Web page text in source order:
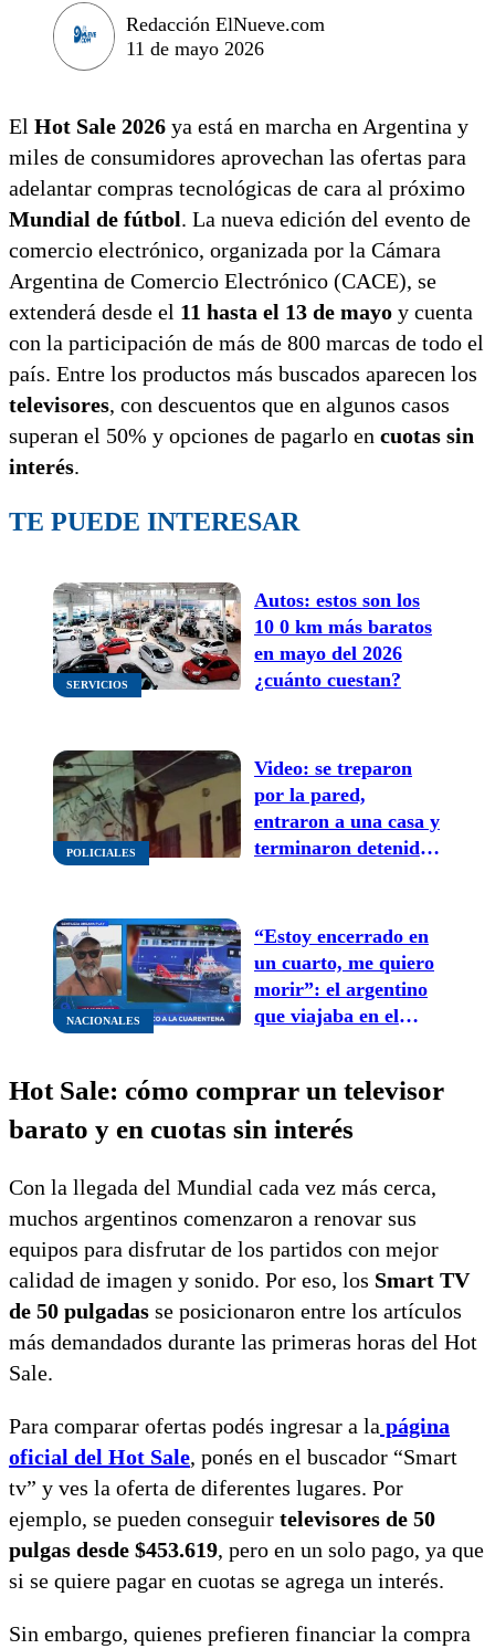
Redacción ElNueve.com
11 de mayo 2026
El Hot Sale 2026 ya está en marcha en Argentina y
miles de consumidores aprovechan las ofertas para
adelantar compras tecnológicas de cara al próximo
Mundial de fútbol. La nueva edición del evento de
comercio electrónico, organizada por la Cámara
Argentina de Comercio Electrónico (CACE), se
extenderá desde el 11 hasta el 13 de mayo y cuenta
con la participación de más de 800 marcas de todo el
país. Entre los productos más buscados aparecen los
televisores, con descuentos que en algunos casos
superan el 50% y opciones de pagarlo en cuotas sin
interés.
TE PUEDE INTERESAR
SERVICIOS
Autos: estos son los
10 0 km más baratos
en mayo del 2026
¿cuánto cuestan?
POLICIALES
Video: se treparon
por la pared,
entraron a una casa y
terminaron detenidos
NACIONALES
“Estoy encerrado en
un cuarto, me quiero
morir”: el argentino
que viajaba en el
como sigue su vida
Hot Sale: cómo comprar un televisor
barato y en cuotas sin interés
Con la llegada del Mundial cada vez más cerca,
muchos argentinos comenzaron a renovar sus
equipos para disfrutar de los partidos con mejor
calidad de imagen y sonido. Por eso, los Smart TV
de 50 pulgadas se posicionaron entre los artículos
más demandados durante las primeras horas del Hot
Sale.
Para comparar ofertas podés ingresar a la página
oficial del Hot Sale, ponés en el buscador “Smart
tv” y ves la oferta de diferentes lugares. Por
ejemplo, se pueden conseguir televisores de 50
pulgas desde $453.619, pero en un solo pago, ya que
si se quiere pagar en cuotas se agrega un interés.
Sin embargo, quienes prefieren financiar la compra